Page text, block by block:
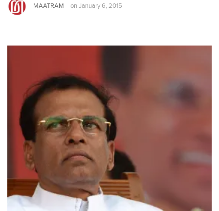
MAATRAM on January 6, 2015